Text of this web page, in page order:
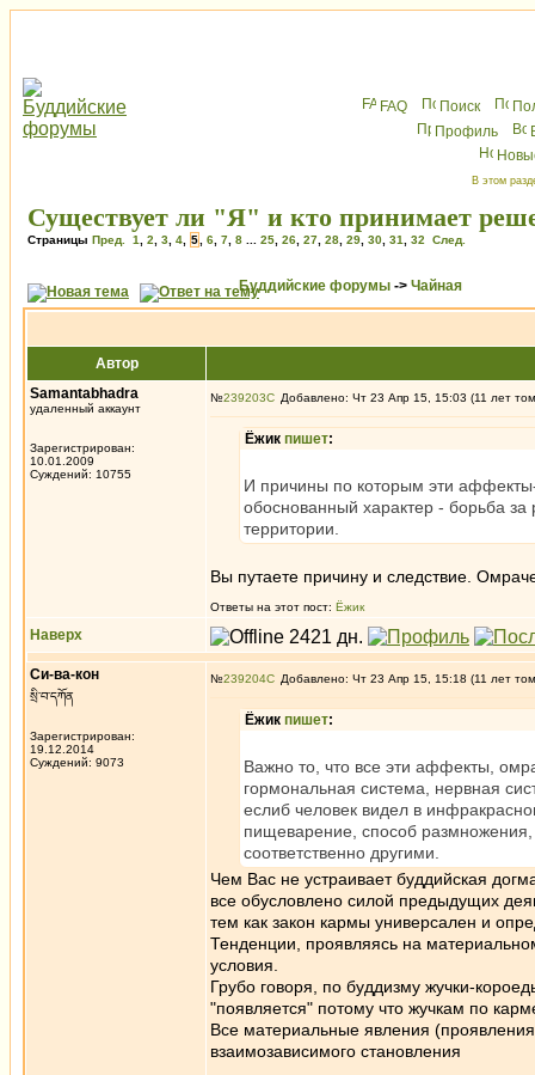
FAQ Поиск
Профиль
В этом
Существует ли "Я" и кто принимает
Страницы Пред. 1 2 3 4 5 6 7 8 25 26 27 28 29 30 31 32 След.
Буддийские форумы -> Чайная
Автор
Samantabhadra
удаленный аккаунт
Зарегистрирован:
10.01.2009
Суждений: 10755
№239203 Добавлено: Чт 23 Апр 15, 15:03 (11 лет
Ёжик пишет:
И причины по которым эти
обоснованный характер - борьба
территории.
Вы путаете причину и следствие.
Ответы на этот пост: Ёжик
Наверх
Си-ва-кон
སྲི་བ་དཀོན
Зарегистрирован:
19.12.2014
Суждений: 9073
№239204 Добавлено: Чт 23 Апр 15, 15:18 (11 лет
Ёжик пишет:
Важно то, что все эти аффекты,
гормональная система, нервная
еслиб человек видел в
пищеварение, способ
соответственно другими.
Чем Вас не устраивает буддийская
все обусловлено силой предыдущих
тем как закон кармы универсален и
Тенденции, проявляясь на
условия.
Грубо говоря, по буддизму жучки-
"появляется" потому что жучкам по
Все материальные явления
взаимозависимого становления